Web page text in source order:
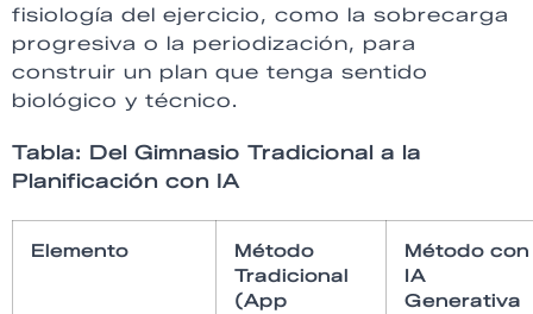
fisiología del ejercicio, como la sobrecarga
progresiva o la periodización, para
construir un plan que tenga sentido
biológico y técnico.
Tabla: Del Gimnasio Tradicional a la
Planificación con IA
Elemento
Método
Tradicional
(App
Método con
IA
Generativa